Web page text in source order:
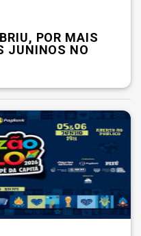
POR MAIS
JUNINOS NO